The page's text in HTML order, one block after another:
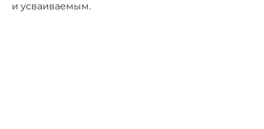
и усваиваемым.